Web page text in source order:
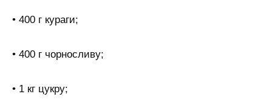
• 400 г кураги;
• 400 г чорносливу;
• 1 кг цукру;